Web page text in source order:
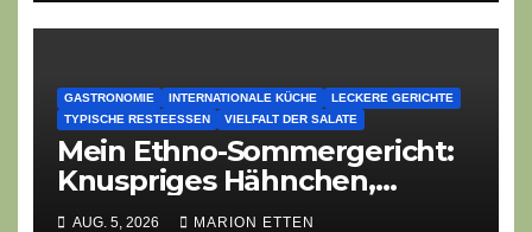
GASTRONOMIE INTERNATIONALE KÜCHE
LECKERE GERICHTE
TYPISCHE RESTEESSEN
VIELFALT DER SALATE
Mein Ethno-Sommergericht:
Knuspriges Hähnchen,
Lauch-Rührei, Salat
AUG. 5, 2026 MARION ETTEN